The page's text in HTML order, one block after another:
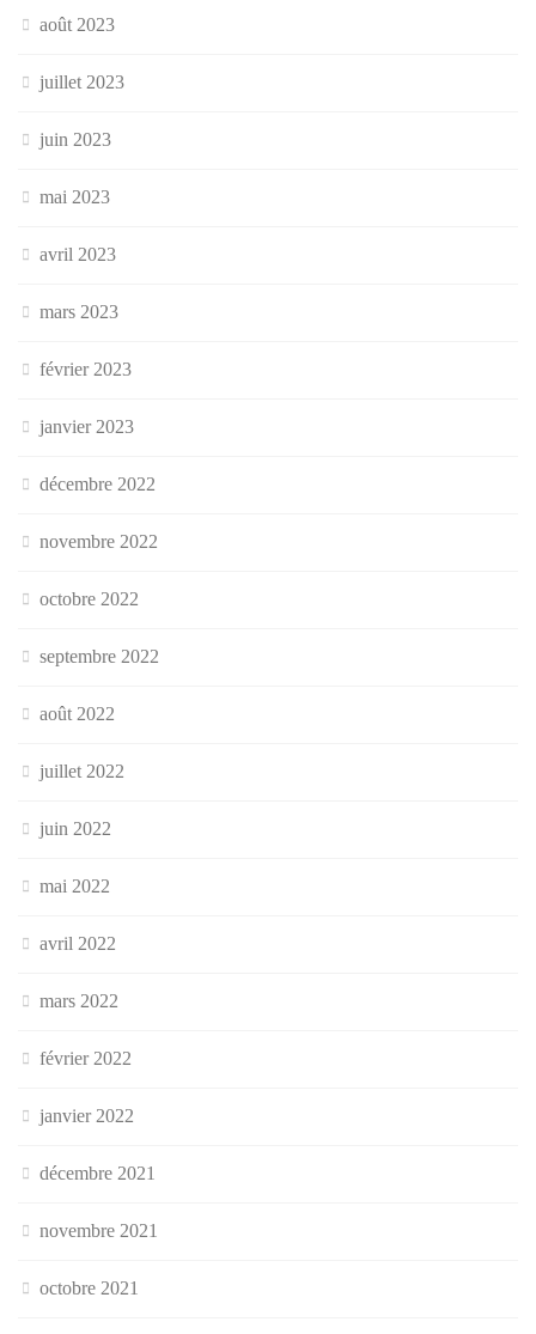
août 2023
juillet 2023
juin 2023
mai 2023
avril 2023
mars 2023
février 2023
janvier 2023
décembre 2022
novembre 2022
octobre 2022
septembre 2022
août 2022
juillet 2022
juin 2022
mai 2022
avril 2022
mars 2022
février 2022
janvier 2022
décembre 2021
novembre 2021
octobre 2021